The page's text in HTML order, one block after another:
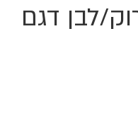
לבן דגם